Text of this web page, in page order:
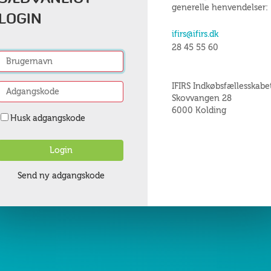
Husk adgangskode
generelle henvendelser:
ifirs@ifirs.dk
28 45 55 60
IFIRS
Skovvangen 28
6000 Kolding